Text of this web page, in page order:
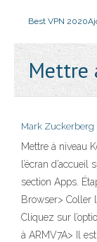
Best VPN 2020
Mettre
Mark Zuckerberg
Mettre à niveau
l’écran
section Apps.
Browser> Coller
Cliquez sur
à ARMV7A> Il